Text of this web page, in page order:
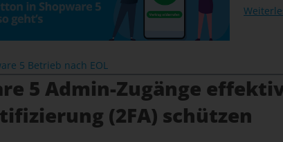
5 Betrieb nach EOL
5 Admin-Zugänge
(2FA) schützen